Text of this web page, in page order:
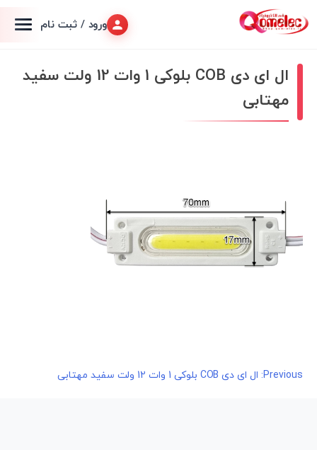
ورود / ثبت نام
ال ای دی COB بلوکی 1 وات 12 ولت سفید
مهتابی
راهبری
Previous: ال ای دی COB بلوکی 1 وات 12 ولت سفید مهتابی